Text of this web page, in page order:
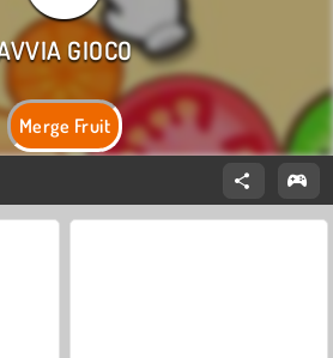
Merge Fruit